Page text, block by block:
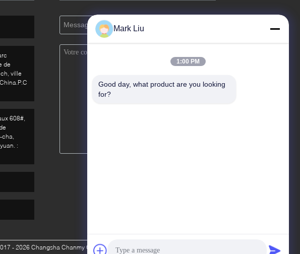
de
ville
608#,
cha,
:
- 2026 Changsha Chanmy Cosmetics Co., Ltd. All Rights Reserved.
Mark Liu
1:00 PM
Good day, what product are you looking
for?